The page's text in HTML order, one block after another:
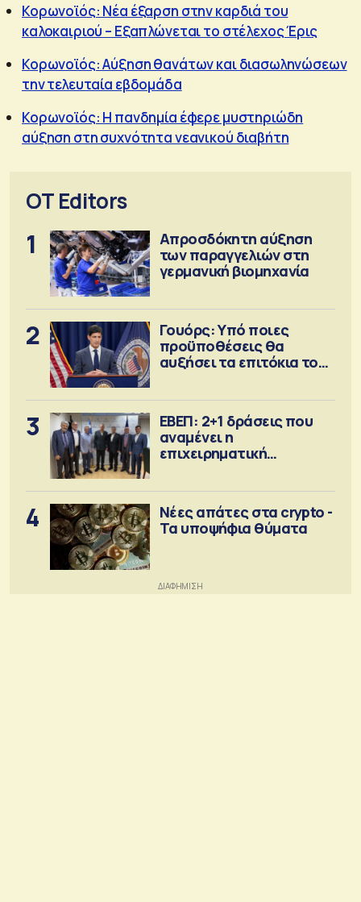
Κορωνοϊός: Νέα έξαρση στην καρδιά του
καλοκαιριού – Εξαπλώνεται το στέλεχος Έρις
Κορωνοϊός: Αύξηση θανάτων και διασωληνώσεων
την τελευταία εβδομάδα
Κορωνοϊός: Η πανδημία έφερε μυστηριώδη
αύξηση στη συχνότητα νεανικού διαβήτη
OT Editors
1
Απροσδόκητη αύξηση
των παραγγελιών στη
γερμανική βιομηχανία
2
Γουόρς: Υπό ποιες
προϋποθέσεις θα
αυξήσει τα επιτόκια τον
3
ΕΒΕΠ: 2+1 δράσεις που
αναμένει η
επιχειρηματική
4
Νέες απάτες στα crypto -
Τα υποψήφια θύματα